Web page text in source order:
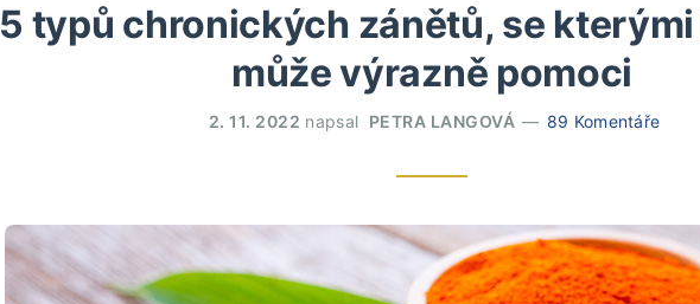
5 typů chronických zánětů, se
může výrazně pomoci
2. 11. 2022 napsal PETRA LANGOVÁ 89 Komentáře